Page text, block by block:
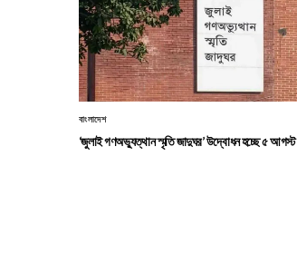
বাংলাদেশ
‘জুলাই গণঅভ্যুত্থান স্মৃতি জাদুঘর’ উদ্বোধন হচ্ছে ৫ আগস্ট